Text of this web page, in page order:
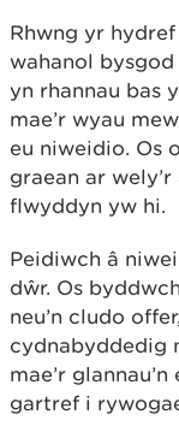
Rhwng yr
wahanol
yn rhannau bas
mae’r wyau
eu niweidio. Os
graean ar
flwyddyn yw hi.
Peidiwch â
dŵr. Os
neu’n cludo
cydnabyddedig
mae’r
gartref i